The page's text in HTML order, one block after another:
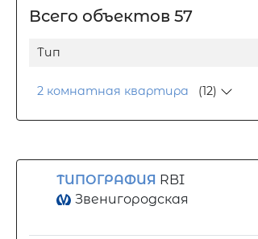
Всего объектов 57
Тип
2 комнатная квартира (12)
ТИПОГРАФИЯ RBI
Звенигородская